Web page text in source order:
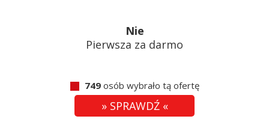
Nie
Pierwsza za darmo
749osób wybrało tą ofertę
» SPRAWDŹ «